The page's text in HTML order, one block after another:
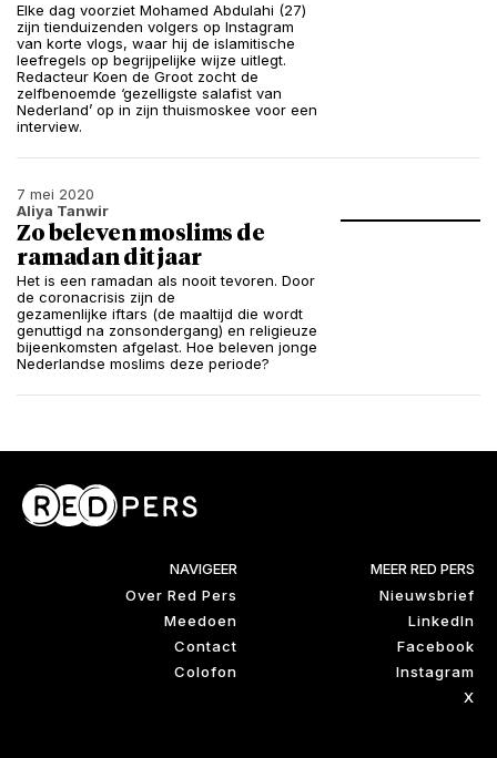
Elke dag voorziet Mohamed Abdulahi (27)
zijn tienduizenden volgers op Instagram
van korte vlogs, waar hij de islamitische
leefregels op begrijpelijke wijze uitlegt.
Redacteur Koen de Groot zocht de
zelfbenoemde ‘gezelligste salafist van
Nederland’ op in zijn thuismoskee voor een
interview.
7 mei 2020
Aliya Tanwir
Zo beleven moslims de
ramadan dit jaar
Het is een ramadan als nooit tevoren. Door
de coronacrisis zijn de
gezamenlijke iftars (de maaltijd die wordt
genuttigd na zonsondergang) en religieuze
bijeenkomsten afgelast. Hoe beleven jonge
Nederlandse moslims deze periode?
NAVIGEER
Over Red Pers
Meedoen
Contact
Colofon
MEER RED PERS
Nieuwsbrief
LinkedIn
Facebook
Instagram
X